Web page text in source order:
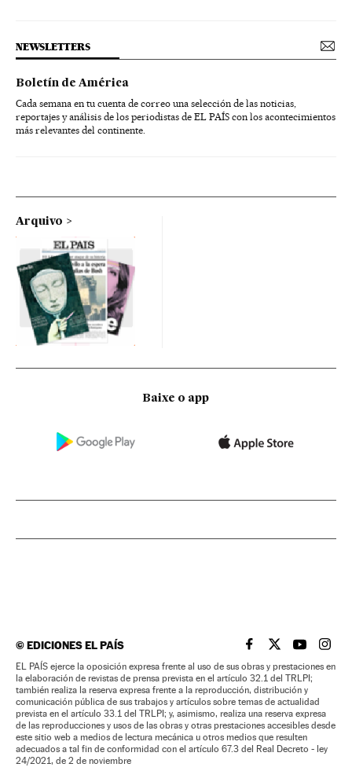
NEWSLETTERS
Boletín de América
Cada semana en tu cuenta de correo una selección de las noticias,
reportajes y análisis de los periodistas de EL PAÍS con los acontecimientos
más relevantes del continente.
Arquivo
Baixe o app
©EDICIONES EL PAÍS EL PAÍS BRASIL EN
EL PAÍSEL PAÍS
EL
EL PAÍS ejerce la oposición expresa frente al uso de sus obras y prestaciones en
la elaboración de revistas de prensa prevista en el artículo 32.1 del TRLPI;
también realiza la reserva expresa frente a la reproducción, distribución y
comunicación pública de sus trabajos y artículos sobre temas de actualidad
prevista en el artículo 33.1 del TRLPI; y, asimismo, realiza una reserva expresa
de las reproducciones y usos de las obras y otras prestaciones accesibles desde
este sitio web a medios de lectura mecánica u otros medios que resulten
adecuados a tal fin de conformidad con el artículo 67.3 del Real Decreto - ley
24/2021, de 2 de noviembre